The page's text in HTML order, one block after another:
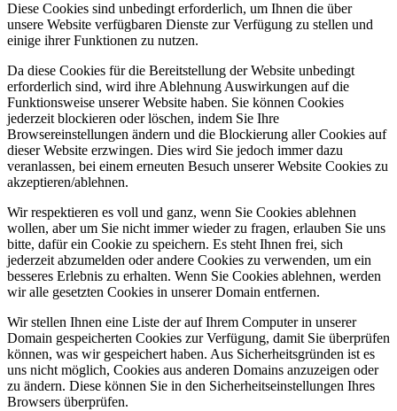
Diese Cookies sind unbedingt erforderlich, um Ihnen die über
unsere Website verfügbaren Dienste zur Verfügung zu stellen und
einige ihrer Funktionen zu nutzen.
Da diese Cookies für die Bereitstellung der Website unbedingt
erforderlich sind, wird ihre Ablehnung Auswirkungen auf die
Funktionsweise unserer Website haben. Sie können Cookies
jederzeit blockieren oder löschen, indem Sie Ihre
Browsereinstellungen ändern und die Blockierung aller Cookies auf
dieser Website erzwingen. Dies wird Sie jedoch immer dazu
veranlassen, bei einem erneuten Besuch unserer Website Cookies zu
akzeptieren/ablehnen.
Wir respektieren es voll und ganz, wenn Sie Cookies ablehnen
wollen, aber um Sie nicht immer wieder zu fragen, erlauben Sie uns
bitte, dafür ein Cookie zu speichern. Es steht Ihnen frei, sich
jederzeit abzumelden oder andere Cookies zu verwenden, um ein
besseres Erlebnis zu erhalten. Wenn Sie Cookies ablehnen, werden
wir alle gesetzten Cookies in unserer Domain entfernen.
Wir stellen Ihnen eine Liste der auf Ihrem Computer in unserer
Domain gespeicherten Cookies zur Verfügung, damit Sie überprüfen
können, was wir gespeichert haben. Aus Sicherheitsgründen ist es
uns nicht möglich, Cookies aus anderen Domains anzuzeigen oder
zu ändern. Diese können Sie in den Sicherheitseinstellungen Ihres
Browsers überprüfen.